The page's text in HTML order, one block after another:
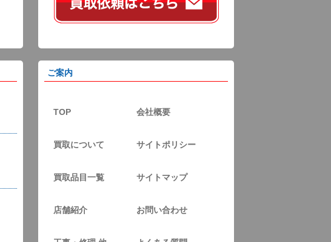
ご案内
TOP 会社概要
買取について サイトポリシー
買取品目一覧 サイトマップ
店舗紹介 お問い合わせ